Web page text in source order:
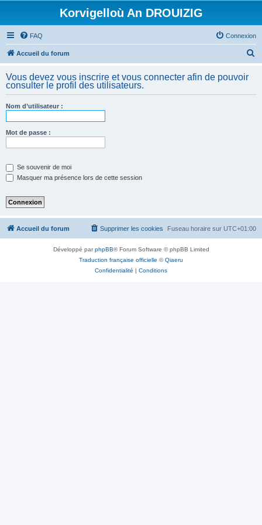
Korvigelloù An DROUIZIG
FAQ Connexion
Accueil du forum
h
Vous devez vous inscrire et vous connecter afin de pouvoir
consulter le profil des utilisateurs.
Nom d’utilisateur :
Mot de passe :
Se souvenir de moi
Masquer ma présence lors de cette session
Accueil du forum Fuseau horaire sur UTC+01:00
Supprimer les cookies
Développé parphpBB® Forum Software © phpBB Limited
Traduction française officielle ©Qiaeru
Confidentialité | Conditions